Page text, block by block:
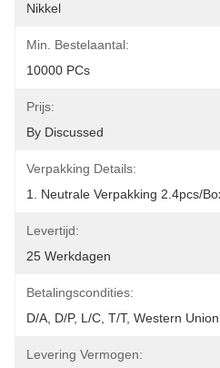
Nikkel
Min. Bestelaantal:
10000 PCs
Prijs:
By Discussed
Verpakking Details:
1. Neutrale Verpakking 2.4pcs/
Levertijd:
25 Werkdagen
Betalingscondities:
D/A, D/P, L/C, T/T, Western Union
Levering Vermogen: